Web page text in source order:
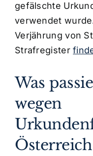
gefälschte
verwendet
Verjährung von
Strafregister
Was
wegen